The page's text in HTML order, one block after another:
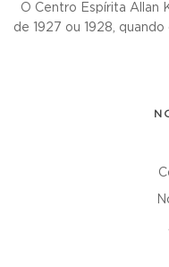
O Centro Espírita Allan
de 1927 ou 1928,